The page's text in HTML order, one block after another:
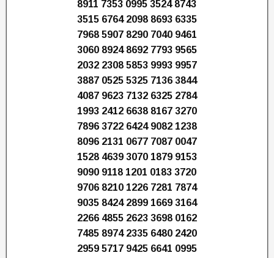
8911 7353 0995 3524 8743
3515 6764 2098 8693 6335
7968 5907 8290 7040 9461
3060 8924 8692 7793 9565
2032 2308 5853 9993 9957
3887 0525 5325 7136 3844
4087 9623 7132 6325 2784
1993 2412 6638 8167 3270
7896 3722 6424 9082 1238
8096 2131 0677 7087 0047
1528 4639 3070 1879 9153
9090 9118 1201 0183 3720
9706 8210 1226 7281 7874
9035 8424 2899 1669 3164
2266 4855 2623 3698 0162
7485 8974 2335 6480 2420
2959 5717 9425 6641 0995